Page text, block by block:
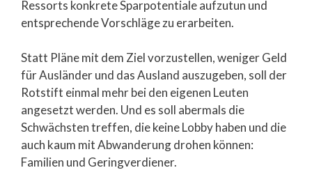
Ressorts konkrete Sparpotentiale aufzutun und
entsprechende Vorschläge zu erarbeiten.
Statt Pläne mit dem Ziel vorzustellen, weniger Geld
für Ausländer und das Ausland auszugeben, soll der
Rotstift einmal mehr bei den eigenen Leuten
angesetzt werden. Und es soll abermals die
Schwächsten treffen, die keine Lobby haben und die
auch kaum mit Abwanderung drohen können:
Familien und Geringverdiener.